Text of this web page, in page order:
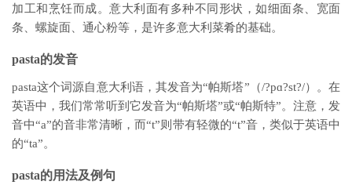
加工和烹饪而成。意大利面有多种不同形状，如细面条、宽面
条、螺旋面、通心粉等，是许多意大利菜肴的基础。
pasta的发音
pasta这个词源自意大利语，其发音为“帕斯塔”（/?pɑ?st?/）。在
英语中，我们常常听到它发音为“帕斯塔”或“帕斯特”。注意，发
音中“a”的音非常清晰，而“t”则带有轻微的“t”音，类似于英语中
的“ta”。
pasta的用法及例句